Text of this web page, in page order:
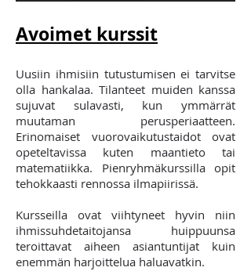
Avoimet kurssit
Uusiin ihmisiin tutustumisen ei tarvitse
olla hankalaa. Tilanteet muiden kanssa
sujuvat sulavasti, kun ymmärrät
muutaman perusperiaatteen.
Erinomaiset vuorovaikutustaidot ovat
opeteltavissa kuten maantieto tai
matematiikka. Pienryhmäkurssilla opit
tehokkaasti rennossa ilmapiirissä.
Kursseilla ovat viihtyneet hyvin niin
ihmissuhdetaitojansa huippuunsa
teroittavat aiheen asiantuntijat kuin
enemmän harjoittelua haluavatkin.